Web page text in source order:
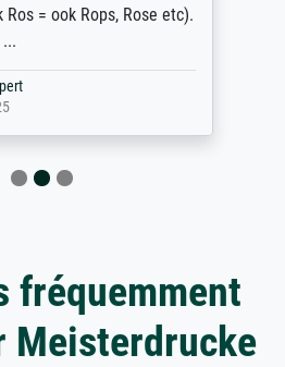
= ook Rops, Rose etc).
fréquemment
Meisterdrucke